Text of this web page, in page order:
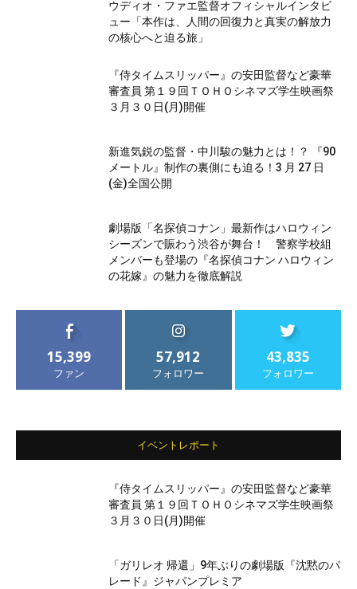
ウディオ・ファエ監督オフィシャルインタビ
ュー「本作は、人間の回復力と真実の解放力
の核心へと迫る旅」
『侍タイムスリッパー』の安田監督など豪華
審査員 第１９回ＴＯＨＯシネマズ学生映画祭
３月３０日(月)開催
新進気鋭の監督・中川駿の魅力とは！？ 『90
メートル』制作の裏側にも迫る！3 月 27 日
(金)全国公開
劇場版「名探偵コナン」最新作はハロウィン
シーズンで賑わう渋谷が舞台！ 警察学校組
メンバーも登場の『名探偵コナン ハロウィン
の花嫁』の魅力を徹底解説
15,399
ファン
57,912
フォロワー
43,835
フォロワー
イベントレポート
『侍タイムスリッパー』の安田監督など豪華
審査員 第１９回ＴＯＨＯシネマズ学生映画祭
３月３０日(月)開催
「ガリレオ 帰還」9年ぶりの劇場版『沈黙のパ
レード』ジャパンプレミア